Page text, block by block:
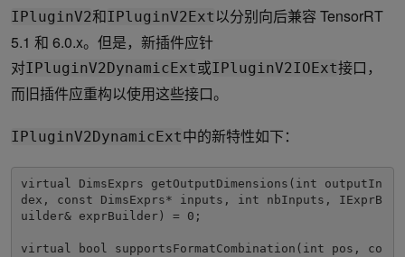
IPluginV2和IPluginV2Ext 以分别向后兼容 TensorRT
5.1 和 6.0.x。但是，新插件应针
对IPluginV2DynamicExt或IPluginV2IOExt接口，
而旧插件应重构以使用这些接口。
IPluginV2DynamicExt中的新特性如下：
virtual DimsExprs getOutputDimensions(int outputIn
dex, const DimsExprs* inputs, int nbInputs, IExprB
uilder& exprBuilder) = 0;
virtual bool supportsFormatCombination(int pos, co